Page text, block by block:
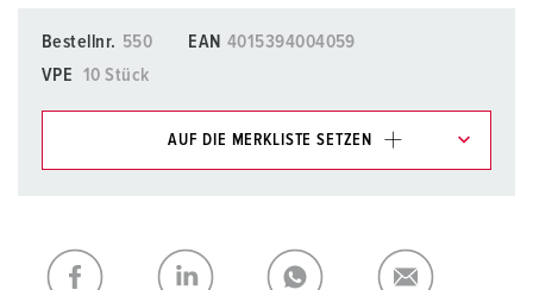
Bestellnr. 550 EAN 4015394004059
VPE
10 Stück
AUF DIE MERKLISTE SETZEN
Meine Liste (0) HINZUFÜGEN